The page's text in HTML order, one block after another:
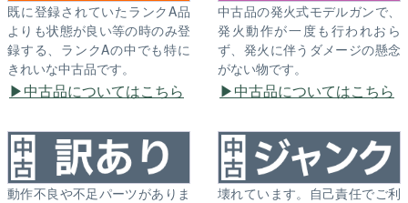
既に登録されていたランクA品
よりも状態が良い等の時のみ登
録する、ランクAの中でも特に
きれいな中古品です。
中古品についてはこちら
中古品の発火式モデルガンで、
発火動作が一度も行われおら
ず、発火に伴うダメージの懸念
がない物です。
中古品についてはこちら
動作不良や不足パーツがありま
壊れています。自己責任でご利